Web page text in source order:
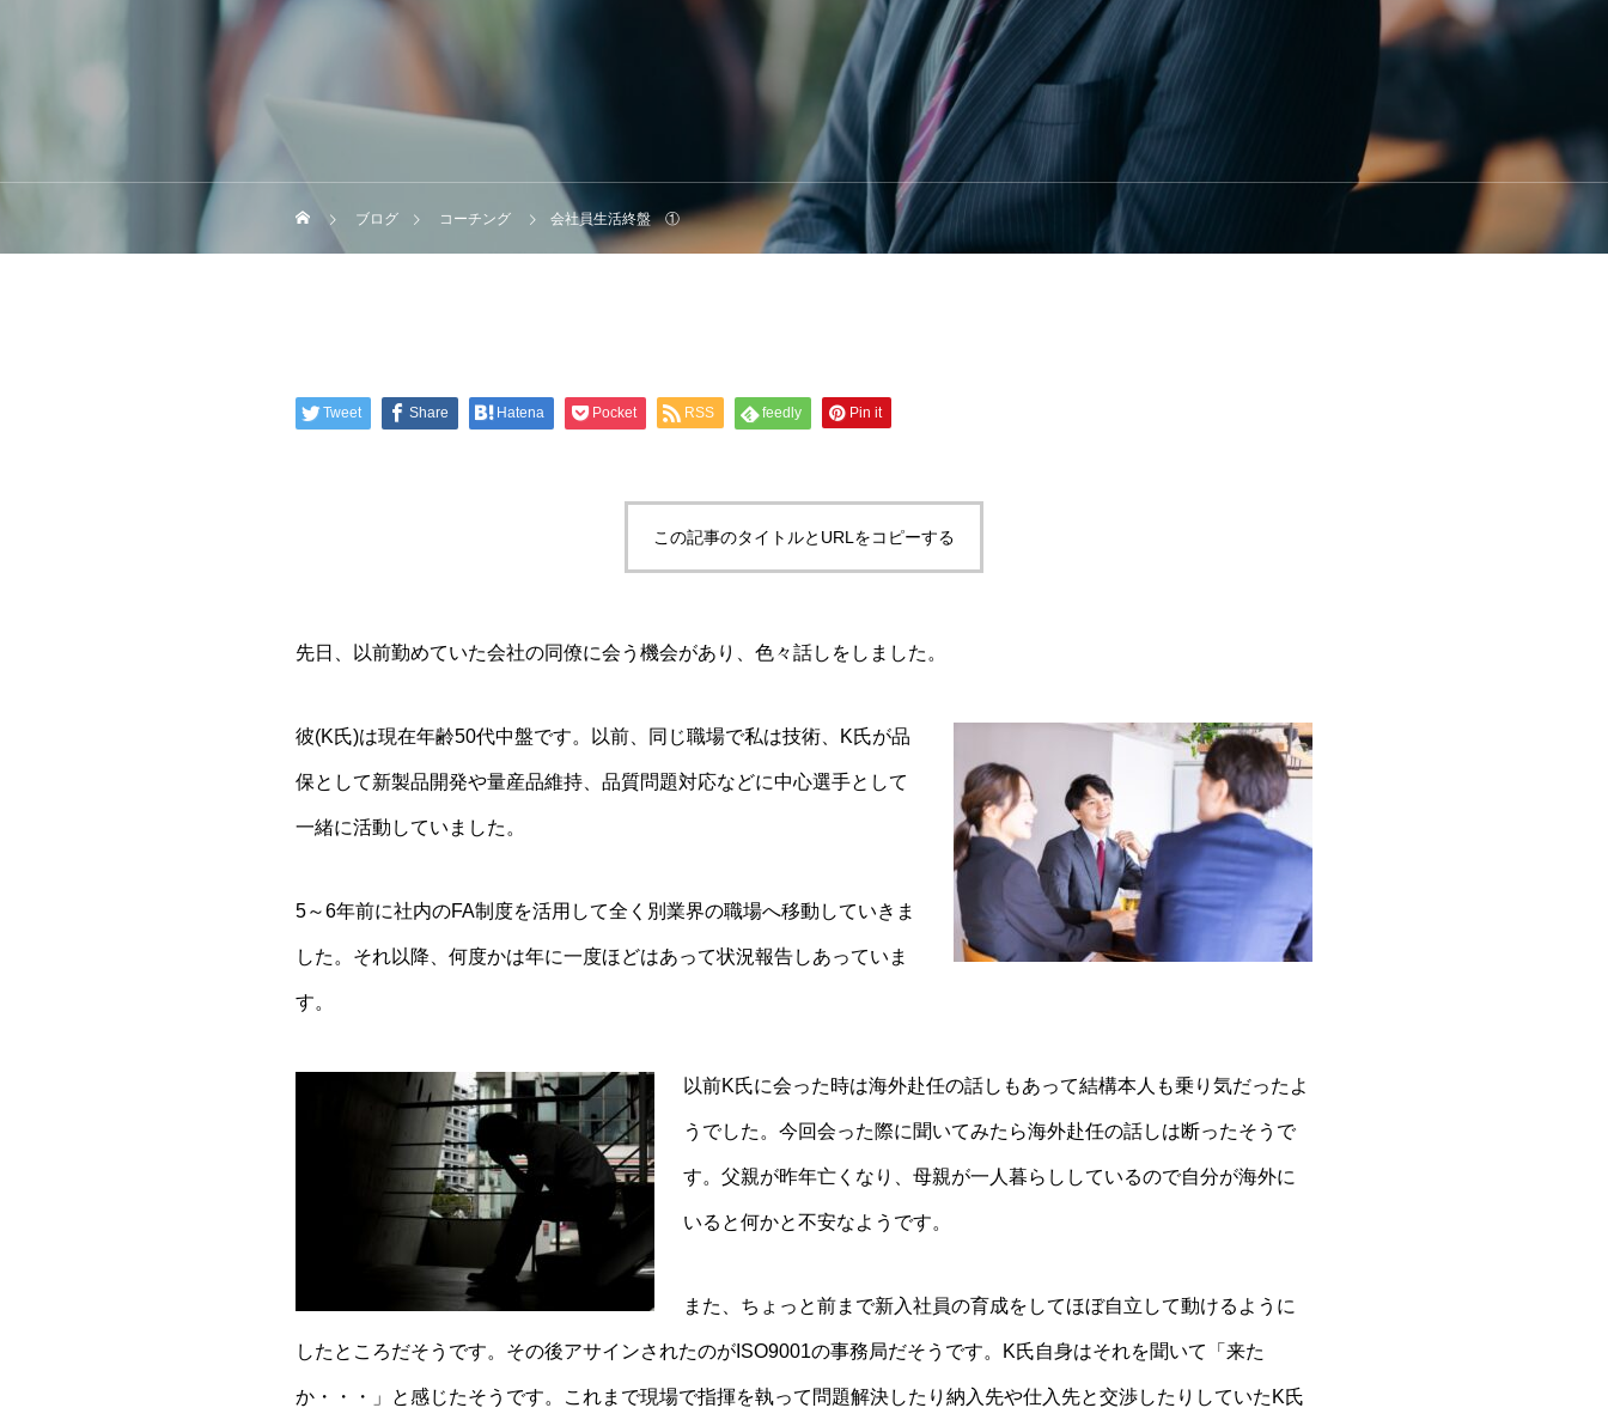
ブログ コーチング 会社員生活終盤 ①
Tweet Share Hatena Pocket RSS feedly Pin it
この記事のタイトルとURLをコピーする
先日、以前勤めていた会社の同僚に会う機会があり、色々話しをしました。
彼(K氏)は現在年齢50代中盤です。以前、同じ職場で私は技術、K氏が品
保として新製品開発や量産品維持、品質問題対応などに中心選手として
一緒に活動していました。
5～6年前に社内のFA制度を活用して全く別業界の職場へ移動していきま
した。それ以降、何度かは年に一度ほどはあって状況報告しあっていま
す。
以前K氏に会った時は海外赴任の話しもあって結構本人も乗り気だったよ
うでした。今回会った際に聞いてみたら海外赴任の話しは断ったそうで
す。父親が昨年亡くなり、母親が一人暮らししているので自分が海外に
いると何かと不安なようです。
また、ちょっと前まで新入社員の育成をしてほぼ自立して動けるように
したところだそうです。その後アサインされたのがISO9001の事務局だそうです。K氏自身はそれを聞いて「来た
か・・・」と感じたそうです。これまで現場で指揮を執って問題解決したり納入先や仕入先と交渉したりしていたK氏